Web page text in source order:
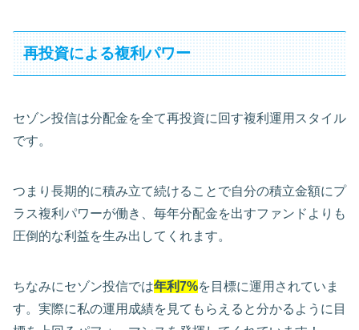
再投資による複利パワー
セゾン投信は分配金を全て再投資に回す複利運用スタイル
です。
つまり長期的に積み立て続けることで自分の積立金額にプ
ラス複利パワーが働き、毎年分配金を出すファンドよりも
圧倒的な利益を生み出してくれます。
ちなみにセゾン投信では年利7%を目標に運用されていま
す。実際に私の運用成績を見てもらえると分かるように目